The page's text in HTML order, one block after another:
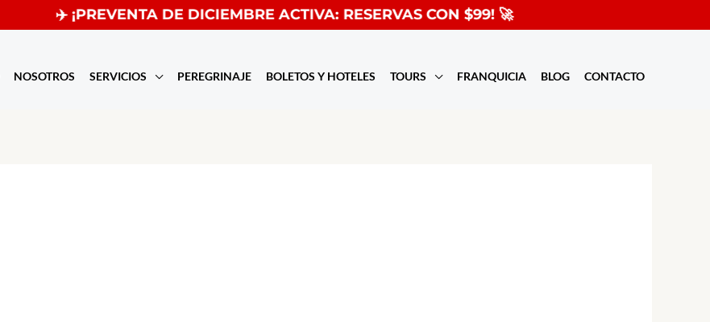
✈️ ¡PREVENTA DE DICIEMBRE ACTIVA: RESERVAS CON $99! 🚀
NOSOTROS SERVICIOS PEREGRINAJE BOLETOS Y HOTELES TOURS FRANQUICIA BLOG CONTACTO